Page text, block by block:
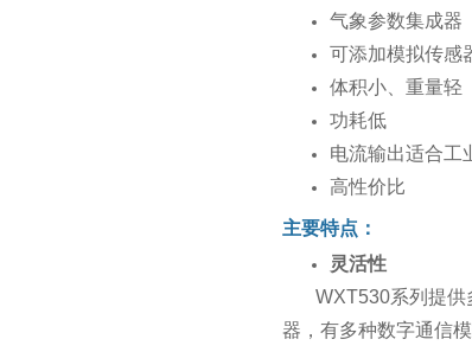
气象参数集成器
可添加模拟传感
体积小、重量轻
功耗低
电流输出适合工
高性价比
主要特点：
灵活性
WXT530系列提
器，有多种数字通信